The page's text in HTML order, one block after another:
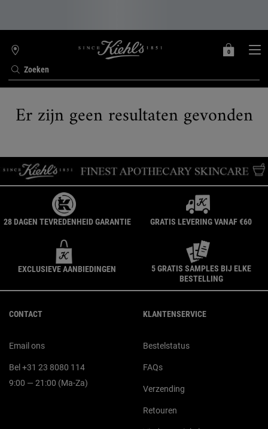
Zoeken
WINKELZOEKER
MIJN
0
0 PRODUCT
Er zijn geen resultaten gevonden
28 DAGEN TEVREDENHEID GARANTIE GRATIS LEVERING VANAF €60
EXCLUSIEVE AANBIEDINGEN
5 GRATIS SAMPLES BIJ ELKE
BESTELLING
CONTACT
Email ons
Bel +31 23 8080 114
9:00 — 21:00 (Ma-Za)
KLANTENSERVICE
Bestelstatus
FAQs
Verzending
Retouren